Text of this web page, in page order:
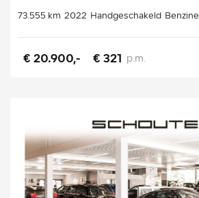
73.555 km 2022 Handgeschakeld Benzine
€ 20.900,- € 321 p.m.